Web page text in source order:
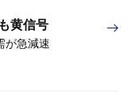
黄信号
が急減速